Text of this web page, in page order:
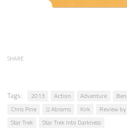
SHARE
Tags: 2013 Action Adventure
Chris Pine
JJ Abrams Kirk Review
Star Trek
Star Trek Into Darkness